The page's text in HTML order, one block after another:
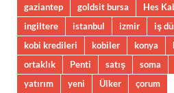
gaziantep
goldsit bursa Hes
ingiltere
istanbul izmir iş
kobi kredileri
kobiler konya
ortaklık
Penti satış soma
yatırım
yeni Ülker çorum